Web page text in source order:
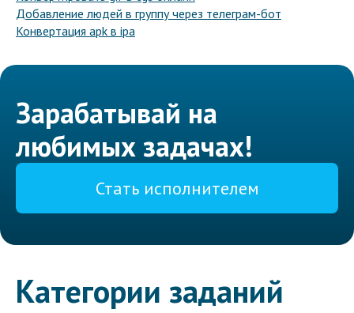
Добавление людей в группу через телеграм-бот
Конвертация apk в ipa
Зарабатывай на
любимых задачах!
Стать исполнителем
Категории заданий